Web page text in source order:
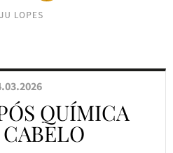
QUÍMICA